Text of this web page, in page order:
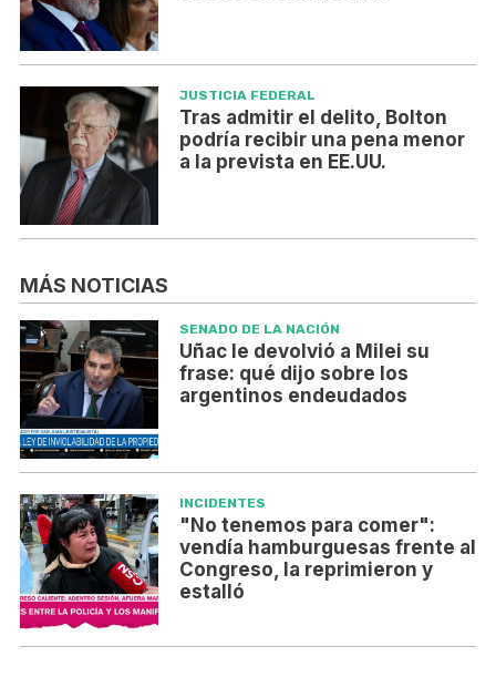
JUSTICIA FEDERAL
Tras admitir el delito, Bolton
podría recibir una pena menor
a la prevista en EE.UU.
MÁS NOTICIAS
SENADO DE LA NACIÓN
Uñac le devolvió a Milei su
frase: qué dijo sobre los
argentinos endeudados
INCIDENTES
"No tenemos para comer":
vendía hamburguesas frente al
Congreso, la reprimieron y
estalló